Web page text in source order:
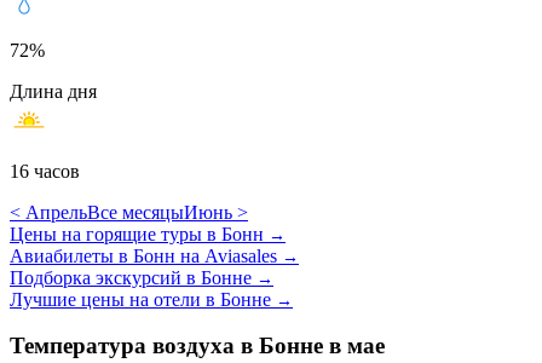
72%
Длина дня
16 часов
< АпрельВсе месяцыИюнь >
Цены на горящие туры в Бонн →
Авиабилеты в Бонн на Aviasales →
Подборка экскурсий в Бонне →
Лучшие цены на отели в Бонне →
Температура воздуха в Бонне в мае